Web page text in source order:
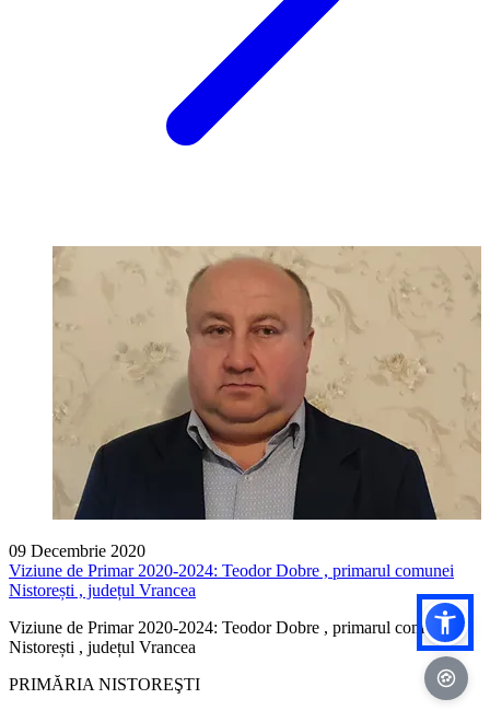
09 Decembrie 2020
Viziune de Primar 2020-2024: Teodor Dobre , primarul comunei
Nistorești , județul Vrancea
Viziune de Primar 2020-2024: Teodor Dobre , primarul comunei
Nistorești , județul Vrancea
PRIMĂRIA NISTOREŞTI